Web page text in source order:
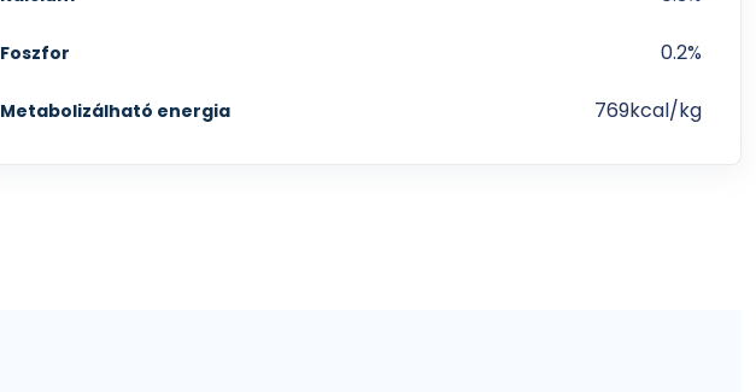
Foszfor 0.2%
Metabolizálható energia 769kcal/kg